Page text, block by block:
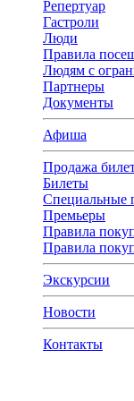
Репертуар
Гастроли
Люди
Правила
Людям с
Партнеры
Документы
Афиша
Продажа
Билеты
Специальные
Премьеры
Правила
Правила
Экскурсии
Новости
Контакты